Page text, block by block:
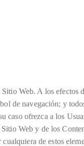
Web. A los efectos
de navegación; y
caso ofrezca a los
Web y de los
de estos